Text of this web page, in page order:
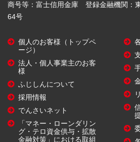
商号等：富士信用金庫 登録金融機関：
64号
個人のお客様（トップペ
ージ）
法人・個人事業主のお客
様
ふじしんについて
採用情報
でんさいネット
「マネー・ローンダリン
グ・テロ資金供与・拡散
金融対策」における取組